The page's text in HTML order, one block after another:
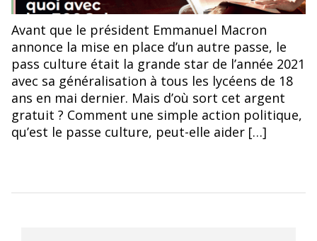
Avant que le président Emmanuel Macron
annonce la mise en place d’un autre passe, le
pass culture était la grande star de l’année 2021
avec sa généralisation à tous les lycéens de 18
ans en mai dernier. Mais d’où sort cet argent
gratuit ? Comment une simple action politique,
qu’est le passe culture, peut-elle aider […]